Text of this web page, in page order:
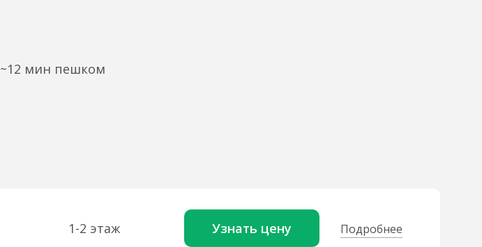
~12 мин пешком
1-2 этаж Узнать цену Подробнее